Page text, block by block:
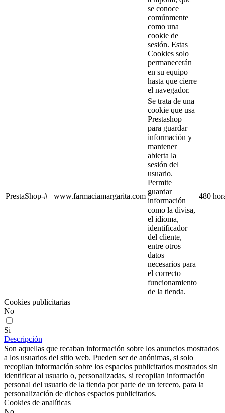
se conoce
comúnmente
como una
cookie de
sesión. Estas
Cookies solo
permanecerán
en su equipo
hasta que cierre
el navegador.
PrestaShop-# www.farmaciamargarita.com
Se trata de una
cookie que usa
Prestashop
para guardar
información y
mantener
abierta la
sesión del
usuario.
Permite
guardar
información
como la divisa,
el idioma,
identificador
del cliente,
entre otros
datos
necesarios para
el correcto
funcionamiento
de la tienda.
480
Cookies publicitarias
No
Si
Descripción
Son aquellas que recaban información sobre los anuncios mostrados
a los usuarios del sitio web. Pueden ser de anónimas, si solo
recopilan información sobre los espacios publicitarios mostrados sin
identificar al usuario o, personalizadas, si recopilan información
personal del usuario de la tienda por parte de un tercero, para la
personalización de dichos espacios publicitarios.
Cookies de analíticas